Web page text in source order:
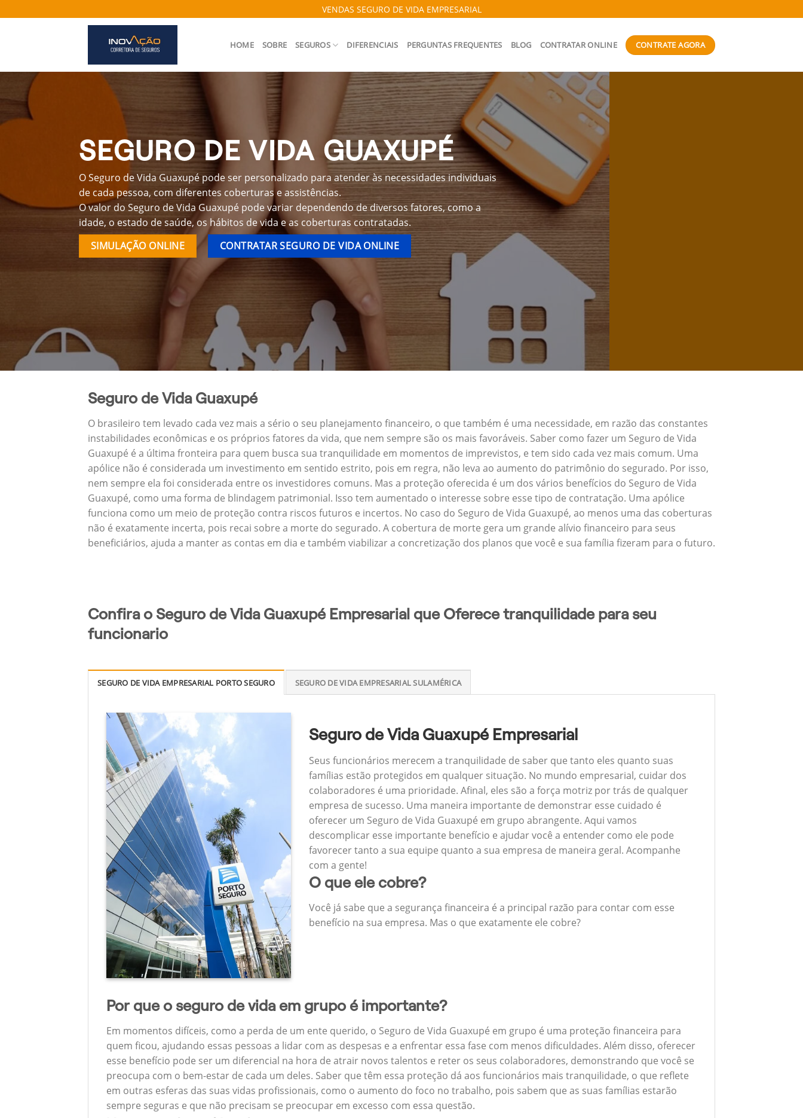
to
VENDAS SEGURO DE VIDA EMPRESARIAL
HOME SOBRE SEGUROS DIFERENCIAIS PERGUNTAS FREQUENTES BLOG CONTRATAR ONLINE CONTRATE AGORA
SEGURO DE VIDA GUAXUPÉ
O Seguro de Vida Guaxupé pode ser personalizado para atender às necessidades individuais
de cada pessoa, com diferentes coberturas e assistências.
O valor do Seguro de Vida Guaxupé pode variar dependendo de diversos fatores, como a
idade, o estado de saúde, os hábitos de vida e as coberturas contratadas.
SIMULAÇÃO ONLINE
CONTRATAR SEGURO DE VIDA ONLINE
Seguro de Vida Guaxupé
O brasileiro tem levado cada vez mais a sério o seu planejamento financeiro, o que também é uma necessidade, em razão das constantes
instabilidades econômicas e os próprios fatores da vida, que nem sempre são os mais favoráveis. Saber como fazer um Seguro de Vida
Guaxupé é a última fronteira para quem busca sua tranquilidade em momentos de imprevistos, e tem sido cada vez mais comum. Uma
apólice não é considerada um investimento em sentido estrito, pois em regra, não leva ao aumento do patrimônio do segurado. Por isso,
nem sempre ela foi considerada entre os investidores comuns. Mas a proteção oferecida é um dos vários benefícios do Seguro de Vida
Guaxupé, como uma forma de blindagem patrimonial. Isso tem aumentado o interesse sobre esse tipo de contratação. Uma apólice
funciona como um meio de proteção contra riscos futuros e incertos. No caso do Seguro de Vida Guaxupé, ao menos uma das coberturas
não é exatamente incerta, pois recai sobre a morte do segurado. A cobertura de morte gera um grande alívio financeiro para seus
beneficiários, ajuda a manter as contas em dia e também viabilizar a concretização dos planos que você e sua família fizeram para o futuro.
Confira o Seguro de Vida Guaxupé Empresarial que Oferece tranquilidade para seu
funcionario
SEGURO DE VIDA EMPRESARIAL PORTO SEGURO SEGURO DE VIDA EMPRESARIAL SULAMÉRICA
Seguro de Vida Guaxupé Empresarial
Seus funcionários merecem a tranquilidade de saber que tanto eles quanto suas
famílias estão protegidos em qualquer situação. No mundo empresarial, cuidar dos
colaboradores é uma prioridade. Afinal, eles são a força motriz por trás de qualquer
empresa de sucesso. Uma maneira importante de demonstrar esse cuidado é
oferecer um Seguro de Vida Guaxupé em grupo abrangente. Aqui vamos
descomplicar esse importante benefício e ajudar você a entender como ele pode
favorecer tanto a sua equipe quanto a sua empresa de maneira geral. Acompanhe
com a gente!
O que ele cobre?
Você já sabe que a segurança financeira é a principal razão para contar com esse
benefício na sua empresa. Mas o que exatamente ele cobre?
Por que o seguro de vida em grupo é importante?
Em momentos difíceis, como a perda de um ente querido, o Seguro de Vida Guaxupé em grupo é uma proteção financeira para
quem ficou, ajudando essas pessoas a lidar com as despesas e a enfrentar essa fase com menos dificuldades. Além disso, oferecer
esse benefício pode ser um diferencial na hora de atrair novos talentos e reter os seus colaboradores, demonstrando que você se
preocupa com o bem-estar de cada um deles. Saber que têm essa proteção dá aos funcionários mais tranquilidade, o que reflete
em outras esferas das suas vidas profissionais, como o aumento do foco no trabalho, pois sabem que as suas famílias estarão
sempre seguras e que não precisam se preocupar em excesso com essa questão.